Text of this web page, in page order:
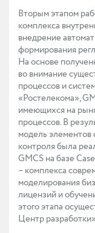
Вторым этапом
комплекса
внедрение
формирования
На основе
во внимание
процессов и
«Ростелекома»,
имеющихся на
процессов. В
модель элементов
контроля была
GMCS на базе
– комплекса
моделирования
лицензий и
этого этапа
Центр